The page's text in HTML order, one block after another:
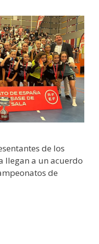
de los
llegan a un acuerdo
de